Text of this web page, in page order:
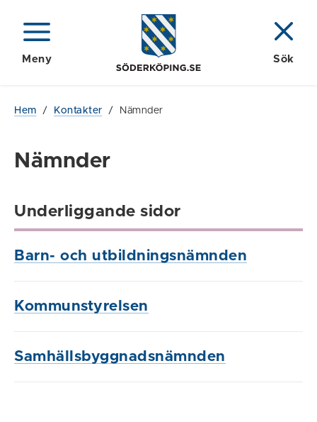
Meny Sök
Hem / Kontakter / Nämnder
Nämnder
Underliggande sidor
Barn- och utbildningsnämnden
Kommunstyrelsen
Samhällsbyggnadsnämnden